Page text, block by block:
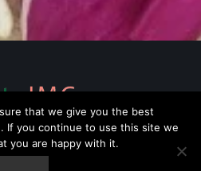
that we give you the best
If you continue to use this site we
you are happy with it.